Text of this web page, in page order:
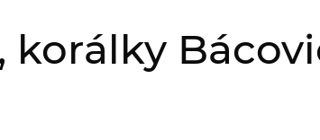
korálky